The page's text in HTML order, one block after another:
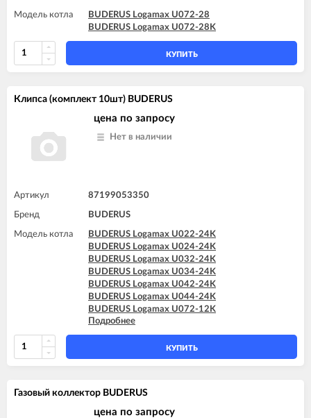
Модель котла
BUDERUS Logamax U072-28
BUDERUS Logamax U072-28K
КУПИТЬ
Клипса (комплект 10шт) BUDERUS
цена по запросу
Нет в наличии
Артикул 87199053350
Бренд BUDERUS
Модель котла
BUDERUS Logamax U022-24K
BUDERUS Logamax U024-24K
BUDERUS Logamax U032-24K
BUDERUS Logamax U034-24K
BUDERUS Logamax U042-24K
BUDERUS Logamax U044-24K
BUDERUS Logamax U072-12K
BUDERUS Logamax U072-18
BUDERUS Logamax U072-18K
BUDERUS Logamax U072-24
BUDERUS Logamax U072-24K
BUDERUS Logamax U072-35
BUDERUS Logamax U072-35K
Подробнее
КУПИТЬ
Газовый коллектор BUDERUS
цена по запросу